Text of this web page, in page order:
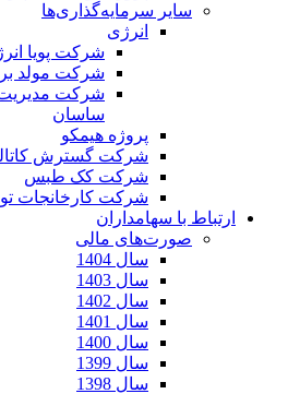
سایر سرمایه‌گذاری‌ها
انرژی
شرکت پویا
شرکت مولد
شرکت مدیریت
ساسان
پروژه هیمکو
شرکت گسترش
شرکت کک طبس
شرکت کارخانجات
ارتباط با سهامداران
صورت‌های مالی
سال 1404
سال 1403
سال 1402
سال 1401
سال 1400
سال 1399
سال 1398